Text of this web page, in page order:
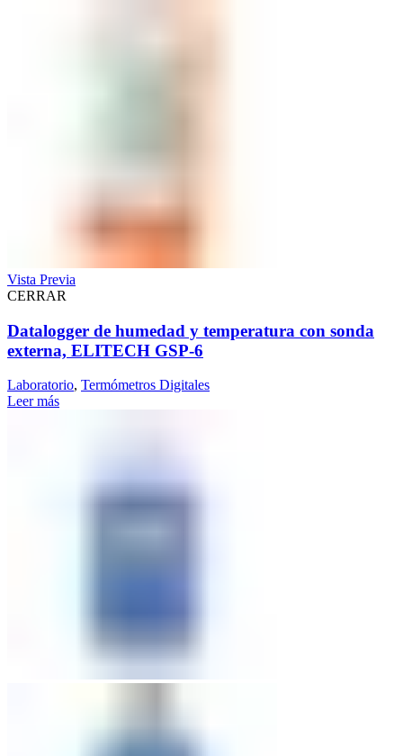
Vista Previa
CERRAR
Datalogger de humedad y temperatura con sonda
externa, ELITECH GSP-6
Laboratorio, Termómetros Digitales
Leer más